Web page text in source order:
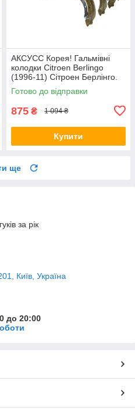
АКСУСС Корея! Гальмівні
колодки Citroen Berlingo
(1996-11) Сітроен Берлінго.
Задні. Барабан. GS8635 ,
FSB567
Готово до відправки
875 ₴ 1 094 ₴
Купити
ще
за рік
Київ, Україна
до 20:00